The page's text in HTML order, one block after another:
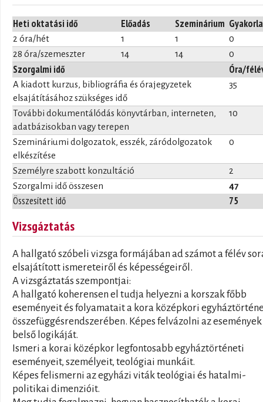
Heti oktatási idő Előadás Szeminárium
2 óra/hét 1 1
0
28 óra/szemeszter
14 14 0
Szorgalmi idő Óra/
Összesített idő 75
A kiadott kurzus, bibliográfia és órajegyzetek
elsajátításához szükséges idő
35
További dokumentálódás könyvtárban, interneten,
adatbázisokban vagy terepen
10
Szemináriumi dolgozatok, esszék, záródolgozatok
elkészítése
0
Személyre szabott konzultáció
2
Szorgalmi idő összesen
47
Vizsgáztatás
A hallgató szóbeli vizsga formájában ad számot a félév
elsajátított ismereteiről és képességeiről.
A vizsgáztatás szempontjai:
A hallgató koherensen el tudja helyezni a korszak főbb
eseményeit és folyamatait a kora középkori
összefüggésrendszerében. Képes felvázolni az események
belső logikáját.
Ismeri a korai középkor legfontosabb egyháztörténeti
eseményeit, személyeit, teológiai munkáit.
Képes felismerni az egyházi viták teológiai és hatalmi-
politikai dimenzióit.